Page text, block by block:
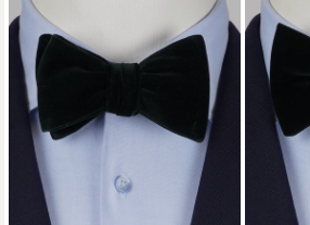
butterfly er alsidig og passer til mange
tøjkombinationer, hvilket gør den til et
der værdsætter stil og håndværk.